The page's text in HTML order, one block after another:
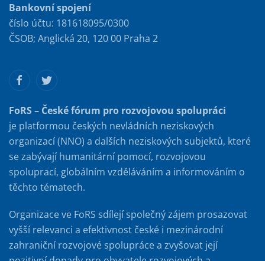
Bankovní spojení
číslo účtu: 181618095/0300
ČSOB; Anglická 20, 120 00 Praha 2
FoRS – České fórum pro rozvojovou spolupráci
je platformou českých nevládních neziskových
organizací (NNO) a dalších neziskových subjektů, které
se zabývají humanitární pomocí, rozvojovou
spoluprací, globálním vzděláváním a informováním o
těchto tématech.
Organizace ve FoRS sdílejí společný zájem prosazovat
vyšší relevanci a efektivnost české i mezinárodní
zahraniční rozvojové spolupráce a zvyšovat její